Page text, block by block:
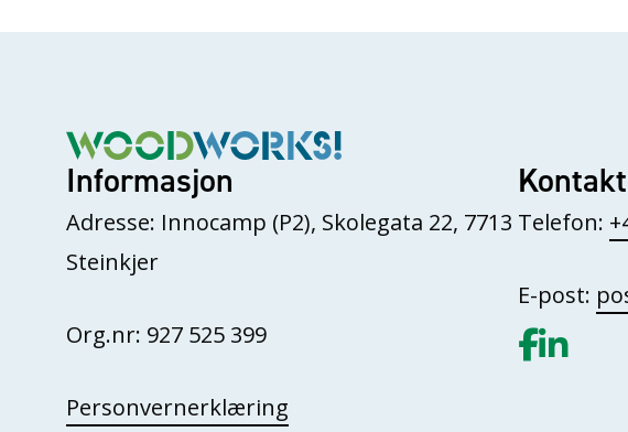
Informasjon
Adresse: Innocamp (P2), Skolegata 22, 7713
Steinkjer
Org.nr: 927 525 399
Personvernerklæring
Kontakt
Telefon:
E-post:
Gå til vår
Gå til